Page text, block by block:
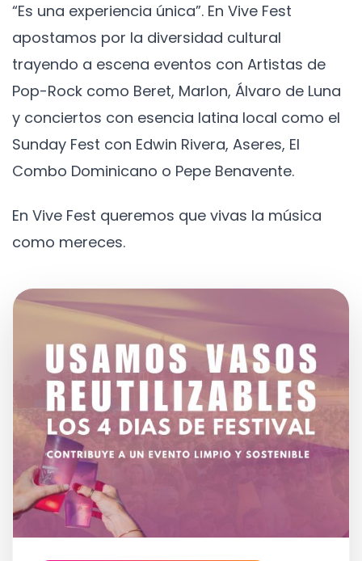
“Es una experiencia única”. En Vive Fest
apostamos por la diversidad cultural
trayendo a escena eventos con Artistas de
Pop-Rock como Beret, Marlon, Álvaro de Luna
y conciertos con esencia latina local como el
Sunday Fest con Edwin Rivera, Aseres, El
Combo Dominicano o Pepe Benavente.
En Vive Fest queremos que vivas la música
como mereces.